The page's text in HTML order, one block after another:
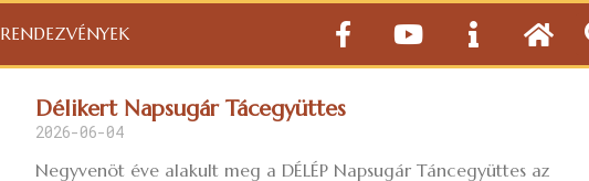
RENDEZVÉNYEK
Délikert Napsugár Tácegyüttes
2026-06-04
Negyvenöt éve alakult meg a DÉLÉP Napsugár Táncegyüttes az